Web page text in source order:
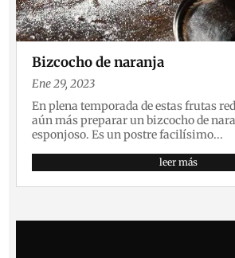
Bizcocho de naranja
Ene 29, 2023
En plena temporada de estas frutas
aún más preparar un bizcocho de
esponjoso. Es un postre facilísimo...
leer más